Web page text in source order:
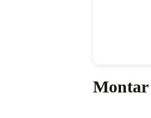
Montar